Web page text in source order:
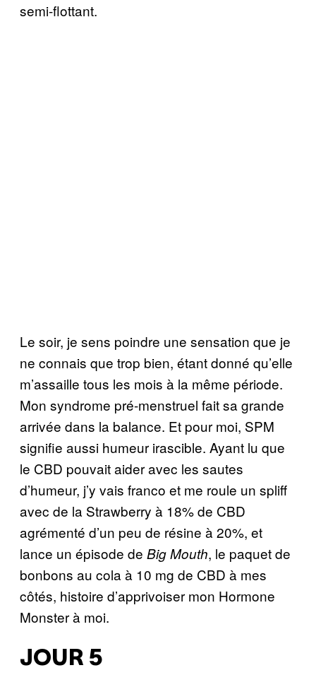
semi-flottant.
Le soir, je sens poindre une sensation que je
ne connais que trop bien, étant donné qu’elle
m’assaille tous les mois à la même période.
Mon syndrome pré-menstruel fait sa grande
arrivée dans la balance. Et pour moi, SPM
signifie aussi humeur irascible. Ayant lu que
le CBD pouvait aider avec les sautes
d’humeur, j’y vais franco et me roule un spliff
avec de la Strawberry à 18% de CBD
agrémenté d’un peu de résine à 20%, et
lance un épisode de Big Mouth, le paquet de
bonbons au cola à 10 mg de CBD à mes
côtés, histoire d’apprivoiser mon Hormone
Monster à moi.
JOUR 5